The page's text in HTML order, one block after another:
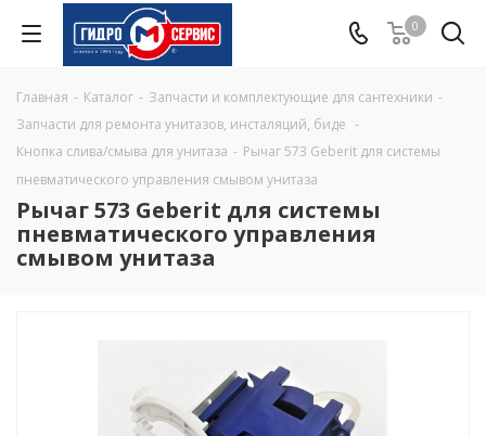
0
Главная - Каталог - Запчасти и комплектующие для сантехники -
Запчасти для ремонта унитазов, инсталяций, биде -
Кнопка слива/смыва для унитаза - Рычаг 573 Geberit для системы
пневматического управления смывом унитаза
Рычаг 573 Geberit для системы
пневматического управления
смывом унитаза